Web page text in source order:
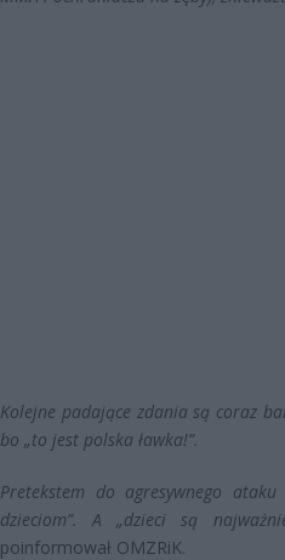
Kolejne padające zdania są coraz
bo „to jest polska ławka!”.
Pretekstem do agresywnego
dzieciom”. A „dzieci są
poinformował OMZRiK.